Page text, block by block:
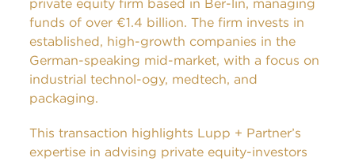
private equity firm based in Ber-lin, managing
funds of over €1.4 billion. The firm invests in
established, high-growth companies in the
German-speaking mid-market, with a focus on
industrial technol-ogy, medtech, and
packaging.
This transaction highlights Lupp + Partner’s
expertise in advising private equity-investors